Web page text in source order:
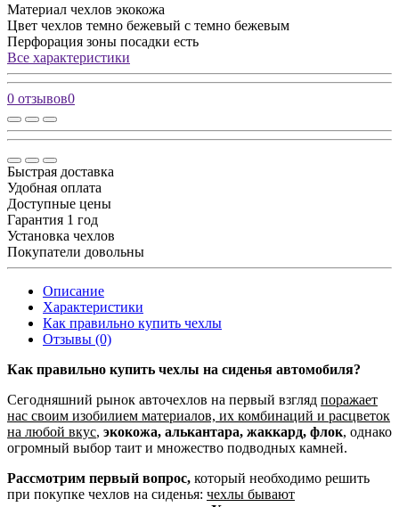
Материал чехлов экокожа
Цвет чехлов темно бежевый с темно бежевым
Перфорация зоны посадки есть
Все характеристики
0 отзывов0
Быстрая доставка
Удобная оплата
Доступные цены
Гарантия 1 год
Установка чехлов
Покупатели довольны
Описание
Характеристики
Как правильно купить чехлы
Отзывы (0)
Как правильно купить чехлы на сиденья автомобиля?
Сегодняшний рынок авточехлов на первый взгляд поражает
нас своим изобилием материалов, их комбинаций и расцветок
на любой вкус, экокожа, алькантара, жаккард, флок, однако
огромный выбор таит и множество подводных камней.
Рассмотрим первый вопрос, который необходимо решить
при покупке чехлов на сиденья: чехлы бывают